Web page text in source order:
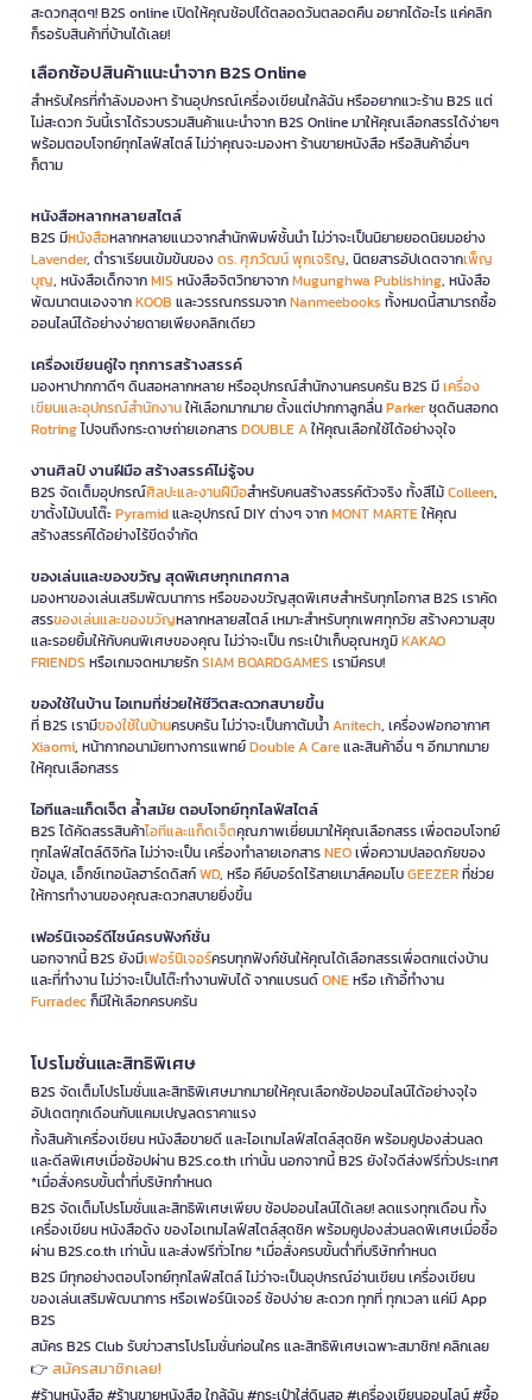
สะดวกสุดๆ! B2S online เปิดให้คุณช้อปได้ตลอดวันตลอดคืน อยากได้อะไร แค่คลิก
ก็รอรับสินค้าที่บ้านได้เลย!
เลือกช้อปสินค้าแนะนำจาก B2S Online
สำหรับใครที่กำลังมองหา ร้านอุปกรณ์เครื่องเขียนใกล้ฉัน หรืออยากแวะร้าน B2S แต่
ไม่สะดวก วันนี้เราได้รวบรวมสินค้าแนะนำจาก B2S Online มาให้คุณเลือกสรรได้ง่ายๆ
พร้อมตอบโจทย์ทุกไลฟ์สไตล์ ไม่ว่าคุณจะมองหา ร้านขายหนังสือ หรือสินค้าอื่นๆ
ก็ตาม
หนังสือหลากหลายสไตล์
B2S มีหนังสือหลากหลายแนวจากสำนักพิมพ์ชั้นนำ ไม่ว่าจะเป็นนิยายยอดนิยมอย่าง
Lavender, ตำราเรียนเข้มข้นของดร. ศุภวัฒน์ พุกเจริญ, นิตยสารอัปเดตจากเพ็ญ
บุญ, หนังสือเด็กจากMIS หนังสือจิตวิทยาจากMugunghwa Publishing, หนังสือ
พัฒนาตนเองจากKOOB และวรรณกรรมจากNanmeebooks ทั้งหมดนี้สามารถซื้อ
ออนไลน์ได้อย่างง่ายดายเพียงคลิกเดียว
เครื่องเขียนคู่ใจ ทุกการสร้างสรรค์
มองหาปากกาดีๆ ดินสอหลากหลาย หรืออุปกรณ์สำนักงานครบครัน B2S มีเครื่อง
เขียนและอุปกรณ์สำนักงานให้เลือกมากมาย ตั้งแต่ปากกาลูกลื่นParkerชุดดินสอกด
Rotringไปจนถึงกระดาษถ่ายเอกสารDOUBLE Aให้คุณเลือกใช้ได้อย่างจุใจ
งานศิลป์ งานฝีมือ สร้างสรรค์ไม่รู้จบ
B2S จัดเต็มอุปกรณ์ศิลปะและงานฝีมือสำหรับคนสร้างสรรค์ตัวจริง ทั้งสีไม้Colleen,
ขาตั้งไม้บนโต๊ะPyramidและอุปกรณ์ DIY ต่างๆ จากMONT MARTEให้คุณ
สร้างสรรค์ได้อย่างไร้ขีดจำกัด
ของเล่นและของขวัญ สุดพิเศษทุกเทศกาล
มองหาของเล่นเสริมพัฒนาการ หรือของขวัญสุดพิเศษสำหรับทุกโอกาส B2S เราคัด
สรรของเล่นและของขวัญหลากหลายสไตล์ เหมาะสำหรับทุกเพศทุกวัย สร้างความสุข
และรอยยิ้มให้กับคนพิเศษของคุณ ไม่ว่าจะเป็น กระเป๋าเก็บอุณหภูมิKAKAO
FRIENDS หรือเกมจดหมายรักSIAM BOARDGAMES เรามีครบ!
ของใช้ในบ้าน ไอเทมที่ช่วยให้ชีวิตสะดวกสบายขึ้น
ที่ B2S เรามีของใช้ในบ้านครบครัน ไม่ว่าจะเป็นกาต้มน้ำAnitech, เครื่องฟอกอากาศ
Xiaomi, หน้ากากอนามัยทางการแพทย์Double A Careและสินค้าอื่น ๆ อีกมากมาย
ให้คุณเลือกสรร
ไอทีและแก็ดเจ็ต ล้ำสมัย ตอบโจทย์ทุกไลฟ์สไตล์
B2S ได้คัดสรรสินค้าไอทีและแก็ดเจ็ตคุณภาพเยี่ยมมาให้คุณเลือกสรร เพื่อตอบโจทย์
ทุกไลฟ์สไตล์ดิจิทัล ไม่ว่าจะเป็น เครื่องทำลายเอกสารNEOเพื่อความปลอดภัยของ
ข้อมูล, เอ็กซ์เทอนัลฮาร์ดดิสก์WD, หรือ คีย์บอร์ดไร้สายเมาส์คอมโบGEEZERที่ช่วย
ให้การทำงานของคุณสะดวกสบายยิ่งขึ้น
เฟอร์นิเจอร์ดีไซน์ครบฟังก์ชั่น
นอกจากนี้ B2S ยังมีเฟอร์นิเจอร์ครบทุกฟังก์ชันให้คุณได้เลือกสรรเพื่อตกแต่งบ้าน
และที่ทำงาน ไม่ว่าจะเป็นโต๊ะทำงานพับได้ จากแบรนด์ONEหรือ เก้าอี้ทำงาน
Furradecก็มีให้เลือกครบครัน
โปรโมชั่นและสิทธิพิเศษ
B2S จัดเต็มโปรโมชั่นและสิทธิพิเศษมากมายให้คุณเลือกช้อปออนไลน์ได้อย่างจุใจ
อัปเดตทุกเดือนกับแคมเปญลดราคาแรง
ทั้งสินค้าเครื่องเขียน หนังสือขายดี และไอเทมไลฟ์สไตล์สุดชิค พร้อมคูปองส่วนลด
และดีลพิเศษเมื่อช้อปผ่าน B2S.co.th เท่านั้น นอกจากนี้ B2S ยังใจดีส่งฟรีทั่วประเทศ
*เมื่อสั่งครบขั้นต่ำที่บริษัทกำหนด
B2S จัดเต็มโปรโมชั่นและสิทธิพิเศษเพียบ ช้อปออนไลน์ได้เลย! ลดแรงทุกเดือน ทั้ง
เครื่องเขียน หนังสือดัง ของไอเทมไลฟ์สไตล์สุดชิค พร้อมคูปองส่วนลดพิเศษเมื่อซื้อ
ผ่าน B2S.co.th เท่านั้น และส่งฟรีทั่วไทย *เมื่อสั่งครบขั้นต่ำที่บริษัทกำหนด
B2S มีทุกอย่างตอบโจทย์ทุกไลฟ์สไตล์ ไม่ว่าจะเป็นอุปกรณ์อ่านเขียน เครื่องเขียน
ของเล่นเสริมพัฒนาการ หรือเฟอร์นิเจอร์ ช้อปง่าย สะดวก ทุกที่ ทุกเวลา แค่มี App
B2S
สมัคร B2S Club รับข่าวสารโปรโมชั่นก่อนใคร และสิทธิพิเศษเฉพาะสมาชิก! คลิกเลย
👉 สมัครสมาชิกเลย!
#ร้านหนังสือ #ร้านขายหนังสือ ใกล้ฉัน #กระเป๋าใส่ดินสอ #เครื่องเขียนออนไลน์ #ซื้อ